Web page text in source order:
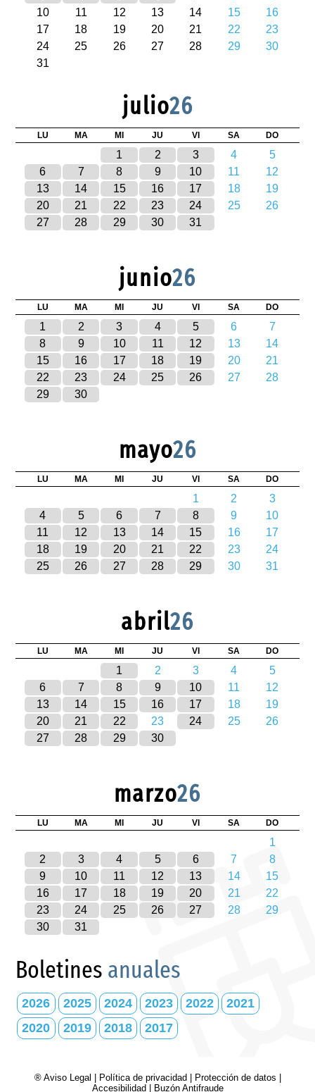
10
11 12 13 14 15
16
17
18 19 20 21 22
23
24
25 26 27 28 29
30
31
julio26
LU MA MI JU VI SA DO
1 2 3 4
5
6
7 8 9 10 11
12
13
14 15 16 17 18
19
20
21 22 23 24 25
26
27
28 29 30 31
junio26
LU MA MI JU VI SA DO
1 2 3 4 5 6
7
8
9 10 11 12 13
14
15
16 17 18 19 20
21
22
23 24 25 26 27
28
29
30
mayo26
LU MA MI JU VI SA DO
1 2
3
4
5 6 7 8 9
10
11
12 13 14 15 16
17
18
19 20 21 22 23
24
25
26 27 28 29 30 31
abril26
LU MA MI JU VI SA DO
1 2 3 4
5
6
7 8 9 10 11
12
13
14 15 16 17 18
19
20
21 22 23 24 25
26
27
28 29 30
marzo26
LU MA MI JU VI SA DO
1
2
3 4 5 6 7
8
9
10 11 12 13 14
15
16
17 18 19 20 21
22
23
24 25 26 27 28
29
30
31
Boletines anuales
2026 2025 2024 2023 2022
2021
2020
2019 2018 2017
® Aviso Legal Política de privacidad Protección de datos
Accesibilidad
Buzón Antifraude